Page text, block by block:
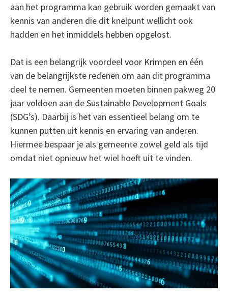
aan het programma kan gebruik worden gemaakt van
kennis van anderen die dit knelpunt wellicht ook
hadden en het inmiddels hebben opgelost.
Dat is een belangrijk voordeel voor Krimpen en één
van de belangrijkste redenen om aan dit programma
deel te nemen. Gemeenten moeten binnen pakweg 20
jaar voldoen aan de Sustainable Development Goals
(SDG’s). Daarbij is het van essentieel belang om te
kunnen putten uit kennis en ervaring van anderen.
Hiermee bespaar je als gemeente zowel geld als tijd
omdat niet opnieuw het wiel hoeft uit te vinden.